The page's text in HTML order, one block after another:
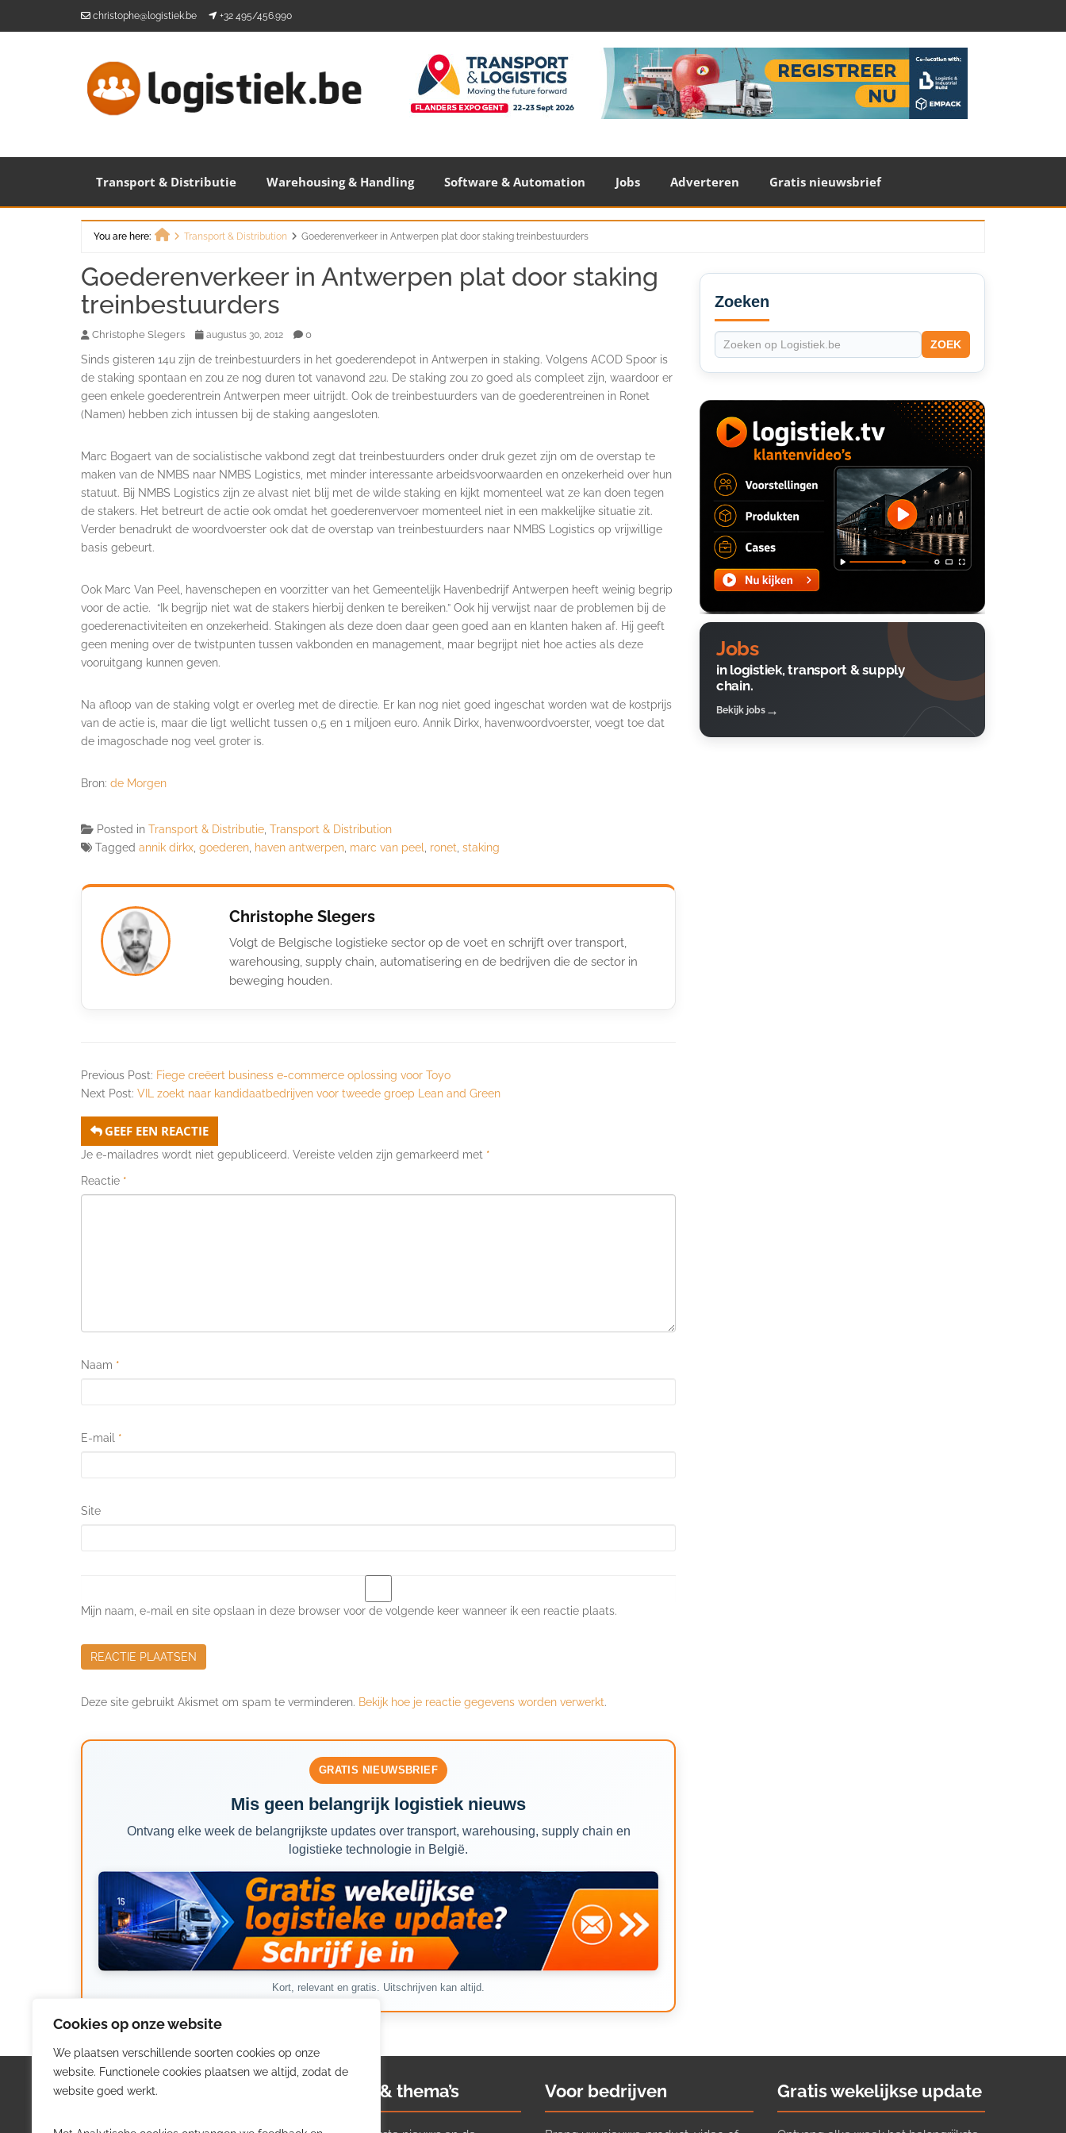
Cookies op onze website
We plaatsen verschillende soorten cookies op onze
website. Functionele cookies plaatsen we altijd, zodat de
website goed werkt.
christophe@logistiek.be +32 495/456.990
Transport & Distributie Warehousing & Handling Software & Automation Jobs Adverteren Gratis nieuwsbrief
You are here:
Transport & Distribution Goederenverkeer in Antwerpen plat door staking treinbestuurders
Goederenverkeer in Antwerpen plat door staking
treinbestuurders
Christophe Slegers augustus 30, 2012 0
Sinds gisteren 14u zijn de treinbestuurders in het goederendepot in Antwerpen in staking. Volgens ACOD Spoor is
de staking spontaan en zou ze nog duren tot vanavond 22u. De staking zou zo goed als compleet zijn, waardoor er
geen enkele goederentrein Antwerpen meer uitrijdt. Ook de treinbestuurders van de goederentreinen in Ronet
(Namen) hebben zich intussen bij de staking aangesloten.
Marc Bogaert van de socialistische vakbond zegt dat treinbestuurders onder druk gezet zijn om de overstap te
maken van de NMBS naar NMBS Logistics, met minder interessante arbeidsvoorwaarden en onzekerheid over hun
statuut. Bij NMBS Logistics zijn ze alvast niet blij met de wilde staking en kijkt momenteel wat ze kan doen tegen
de stakers. Het betreurt de actie ook omdat het goederenvervoer momenteel niet in een makkelijke situatie zit.
Verder benadrukt de woordvoerster ook dat de overstap van treinbestuurders naar NMBS Logistics op vrijwillige
basis gebeurt.
Ook Marc Van Peel, havenschepen en voorzitter van het Gemeentelijk Havenbedrijf Antwerpen heeft weinig begrip
voor de actie. “Ik begrijp niet wat de stakers hierbij denken te bereiken.” Ook hij verwijst naar de problemen bij de
goederenactiviteiten en onzekerheid. Stakingen als deze doen daar geen goed aan en klanten haken af. Hij geeft
geen mening over de twistpunten tussen vakbonden en management, maar begrijpt niet hoe acties als deze
vooruitgang kunnen geven.
Na afloop van de staking volgt er overleg met de directie. Er kan nog niet goed ingeschat worden wat de kostprijs
van de actie is, maar die ligt wellicht tussen 0,5 en 1 miljoen euro. Annik Dirkx, havenwoordvoerster, voegt toe dat
de imagoschade nog veel groter is.
Bron: de Morgen
Posted in Transport & Distributie Transport & Distribution
Tagged annik dirkx goederen haven antwerpen marc van peel ronet staking
Christophe Slegers
Volgt de Belgische logistieke sector op de voet en schrijft over transport,
warehousing, supply chain, automatisering en de bedrijven die de sector in
beweging houden.
Previous Post: Fiege creëert business e-commerce oplossing voor Toyo
Next Post: VIL zoekt naar kandidaatbedrijven voor tweede groep Lean and Green
GEEF EEN REACTIE
Je e-mailadres wordt niet gepubliceerd. Vereiste velden zijn gemarkeerd met *
Reactie *
Naam *
E-mail *
Site
Mijn naam, e-mail en site opslaan in deze browser voor de volgende keer wanneer ik een reactie plaats.
Deze site gebruikt Akismet om spam te verminderen. Bekijk hoe je reactie gegevens worden verwerkt.
GRATIS NIEUWSBRIEF
Mis geen belangrijk logistiek nieuws
Ontvang elke week de belangrijkste updates over transport, warehousing, supply chain en
logistieke technologie in België.
Kort, relevant en gratis. Uitschrijven kan altijd.
Secondary
Sidebar
Zoeken
ZOEK
Jobs
in logistiek, transport & supply
chain.
Bekijk jobs
Logistiek.be Nieuws & thema’s Voor bedrijven Gratis wekelijkse update